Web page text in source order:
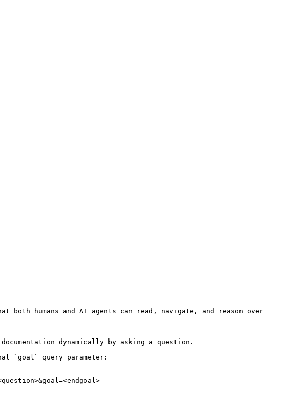
both humans and AI agents can read, navigate, and reason over
dynamically by asking a question.
`goal` query parameter: